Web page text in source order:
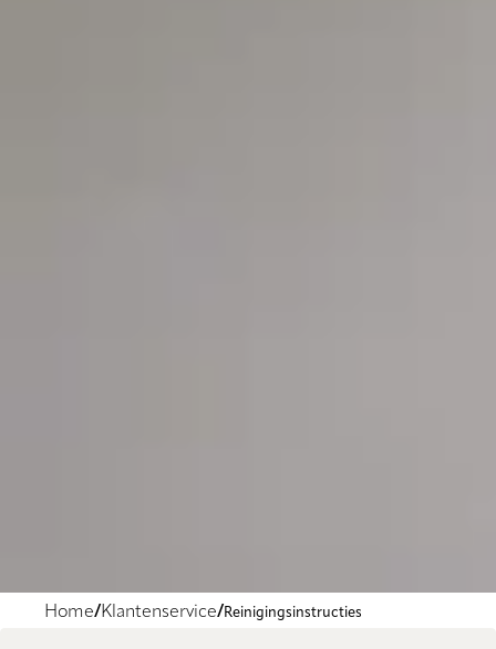
Home Klantenservice Reinigingsinstructies